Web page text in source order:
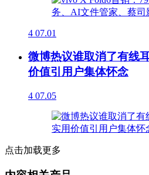
4 07.01
微博热议谁取消了有线
价值引用户集体怀念
4 07.05
点击加载更多